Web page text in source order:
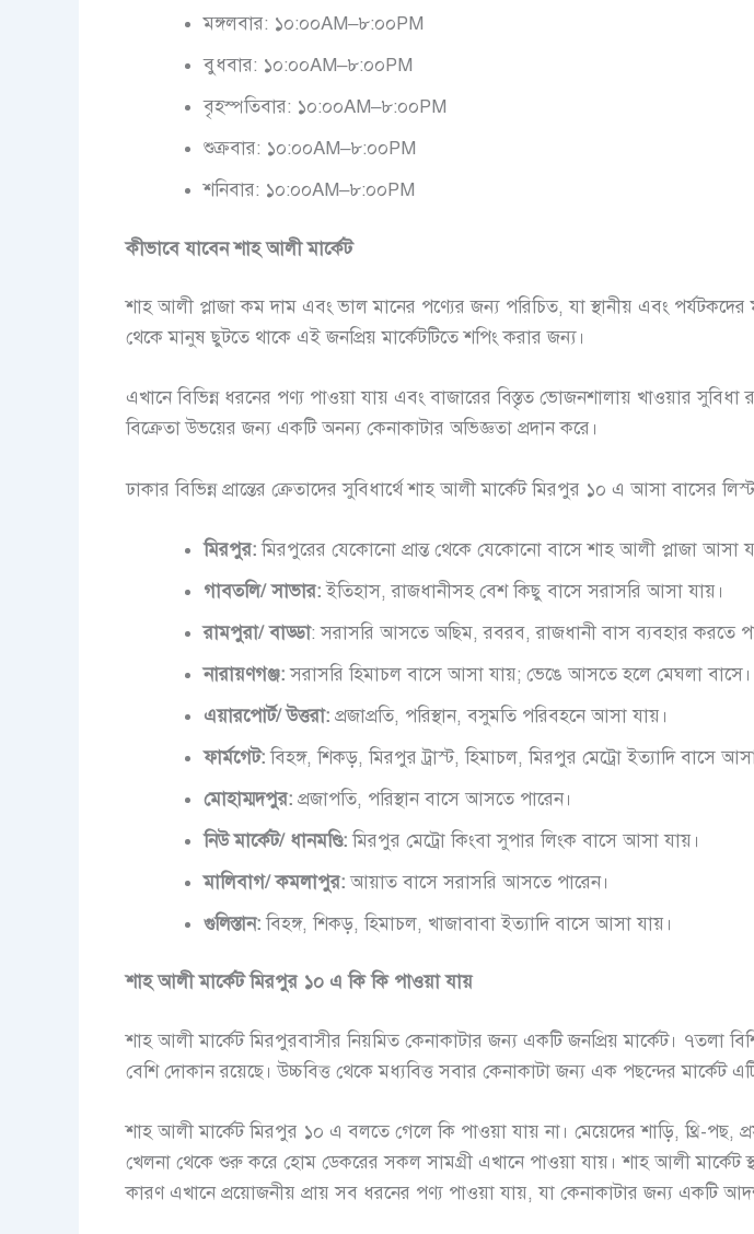
মঙ্গলবার: ১০:০০AM–৮:০০PM
বুধবার: ১০:০০AM–৮:০০PM
বৃহস্পতিবার: ১০:০০AM–৮:০০PM
শুক্রবার: ১০:০০AM–৮:০০PM
শনিবার: ১০:০০AM–৮:০০PM
কীভাবে যাবেন শাহ আলী মার্কেট
শাহ আলী প্লাজা কম দাম এবং ভাল মানের পণ্যের জন্য পরিচিত, যা স্থানীয় এবং পর্যটকদের
থেকে মানুষ ছুটতে থাকে এই জনপ্রিয় মার্কেটটিতে শপিং করার জন্য।
এখানে বিভিন্ন ধরনের পণ্য পাওয়া যায় এবং বাজারের বিস্তৃত ভোজনশালায় খাওয়ার সুবিধা
বিক্রেতা উভয়ের জন্য একটি অনন্য কেনাকাটার অভিজ্ঞতা প্রদান করে।
ঢাকার বিভিন্ন প্রান্তের ক্রেতাদের সুবিধার্থে শাহ আলী মার্কেট মিরপুর ১০ এ আসা বাসের
মিরপুর:মিরপুরের যেকোনো প্রান্ত থেকে যেকোনো বাসে শাহ আলী প্লাজা আসা
গাবতলি/ সাভার:ইতিহাস, রাজধানীসহ বেশ কিছু বাসে সরাসরি আসা যায়।
রামপুরা/ বাড্ডা: সরাসরি আসতে অছিম, রবরব, রাজধানী বাস ব্যবহার করতে
নারায়ণগঞ্জ:সরাসরি হিমাচল বাসে আসা যায়; ভেঙে আসতে হলে মেঘলা বাসে।
এয়ারপোর্ট/ উত্তরা:প্রজাপ্রতি, পরিস্থান, বসুমতি পরিবহনে আসা যায়।
ফার্মগেট:বিহঙ্গ, শিকড়, মিরপুর ট্রাস্ট, হিমাচল, মিরপুর মেট্রো ইত্যাদি বাসে
মোহাম্মদপুর: প্রজাপতি, পরিস্থান বাসে আসতে পারেন।
নিউ মার্কেট/ ধানমণ্ডি:মিরপুর মেট্রো কিংবা সুপার লিংক বাসে আসা যায়।
মালিবাগ/ কমলাপুর:আয়াত বাসে সরাসরি আসতে পারেন।
গুলিস্তান:বিহঙ্গ, শিকড়, হিমাচল, খাজাবাবা ইত্যাদি বাসে আসা যায়।
শাহ আলী মার্কেট মিরপুর ১০ এ কি কি পাওয়া যায়
শাহ আলী মার্কেট মিরপুরবাসীর নিয়মিত কেনাকাটার জন্য একটি জনপ্রিয় মার্কেট। ৭তলা
বেশি দোকান রয়েছে। উচ্চবিত্ত থেকে মধ্যবিত্ত সবার কেনাকাটা জন্য এক পছন্দের মার্কেট
শাহ আলী মার্কেট মিরপুর ১০ এ বলতে গেলে কি পাওয়া যায় না। মেয়েদের শাড়ি, থ্রি-পছ,
খেলনা থেকে শুরু করে হোম ডেকরের সকল সামগ্রী এখানে পাওয়া যায়। শাহ আলী মার্কেট
কারণ এখানে প্রয়োজনীয় প্রায় সব ধরনের পণ্য পাওয়া যায়, যা কেনাকাটার জন্য একটি আদর্শ